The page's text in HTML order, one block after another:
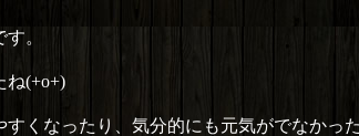
。
ね(+o+)
くなったり、気分的にも元気がでなかっ